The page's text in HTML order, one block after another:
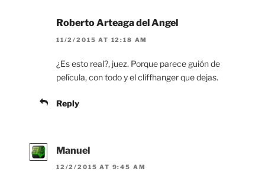
Roberto Arteaga del Angel
11/2/2015 AT 12:18 AM
¿Es esto real?, juez. Porque parece guión de
película, con todo y el cliffhanger que dejas.
Reply
Manuel
12/2/2015 AT 9:45 AM